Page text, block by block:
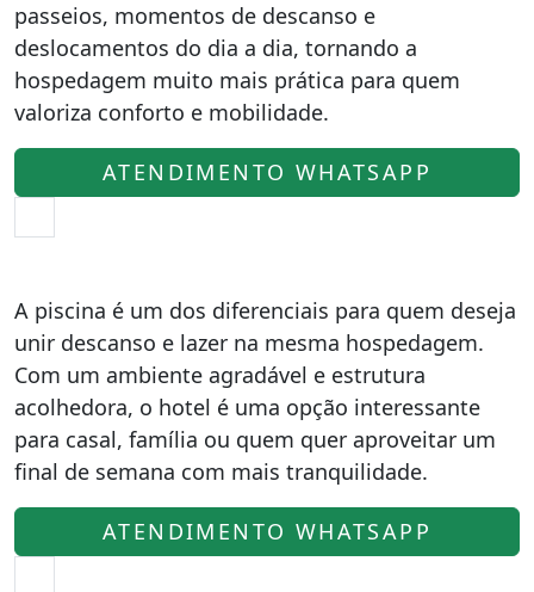
passeios, momentos de descanso e
deslocamentos do dia a dia, tornando a
hospedagem muito mais prática para quem
valoriza conforto e mobilidade.
ATENDIMENTO WHATSAPP
A piscina é um dos diferenciais para quem deseja
unir descanso e lazer na mesma hospedagem.
Com um ambiente agradável e estrutura
acolhedora, o hotel é uma opção interessante
para casal, família ou quem quer aproveitar um
final de semana com mais tranquilidade.
ATENDIMENTO WHATSAPP